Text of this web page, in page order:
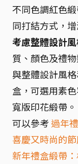
不同色調紅色
同打結方式，
考慮整體設計風
質、顏色及禮
與整體設計風
盒，可選用素
寬版印花緞帶。
可以參考 過年
喜慶又時尚的
新年禮盒緞帶